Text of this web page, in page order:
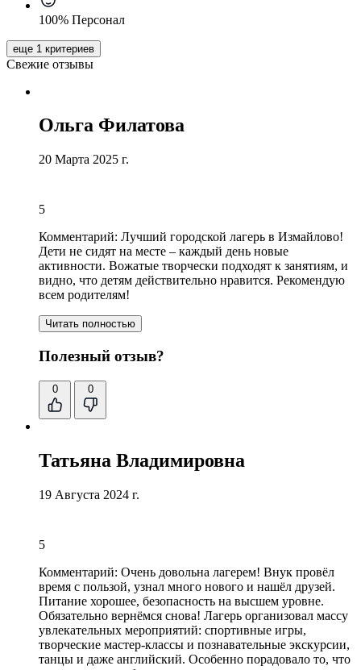
100% Персонал
еще 1 критериев
Свежие отзывы
Ольга Филатова
20 Марта 2025 г.
5
Комментарий: Лучший городской лагерь в Измайлово!
Дети не сидят на месте – каждый день новые
активности. Вожатые творчески подходят к занятиям, и
видно, что детям действительно нравится. Рекомендую
всем родителям!
Читать полностью
Полезный отзыв?
0 0
Татьяна Владимировна
19 Августа 2024 г.
5
Комментарий: Очень довольна лагерем! Внук провёл
время с пользой, узнал много нового и нашёл друзей.
Питание хорошее, безопасность на высшем уровне.
Обязательно вернёмся снова! Лагерь организовал массу
увлекательных мероприятий: спортивные игры,
творческие мастер-классы и познавательные экскурсии,
танцы и даже английский. Особенно порадовало то, что